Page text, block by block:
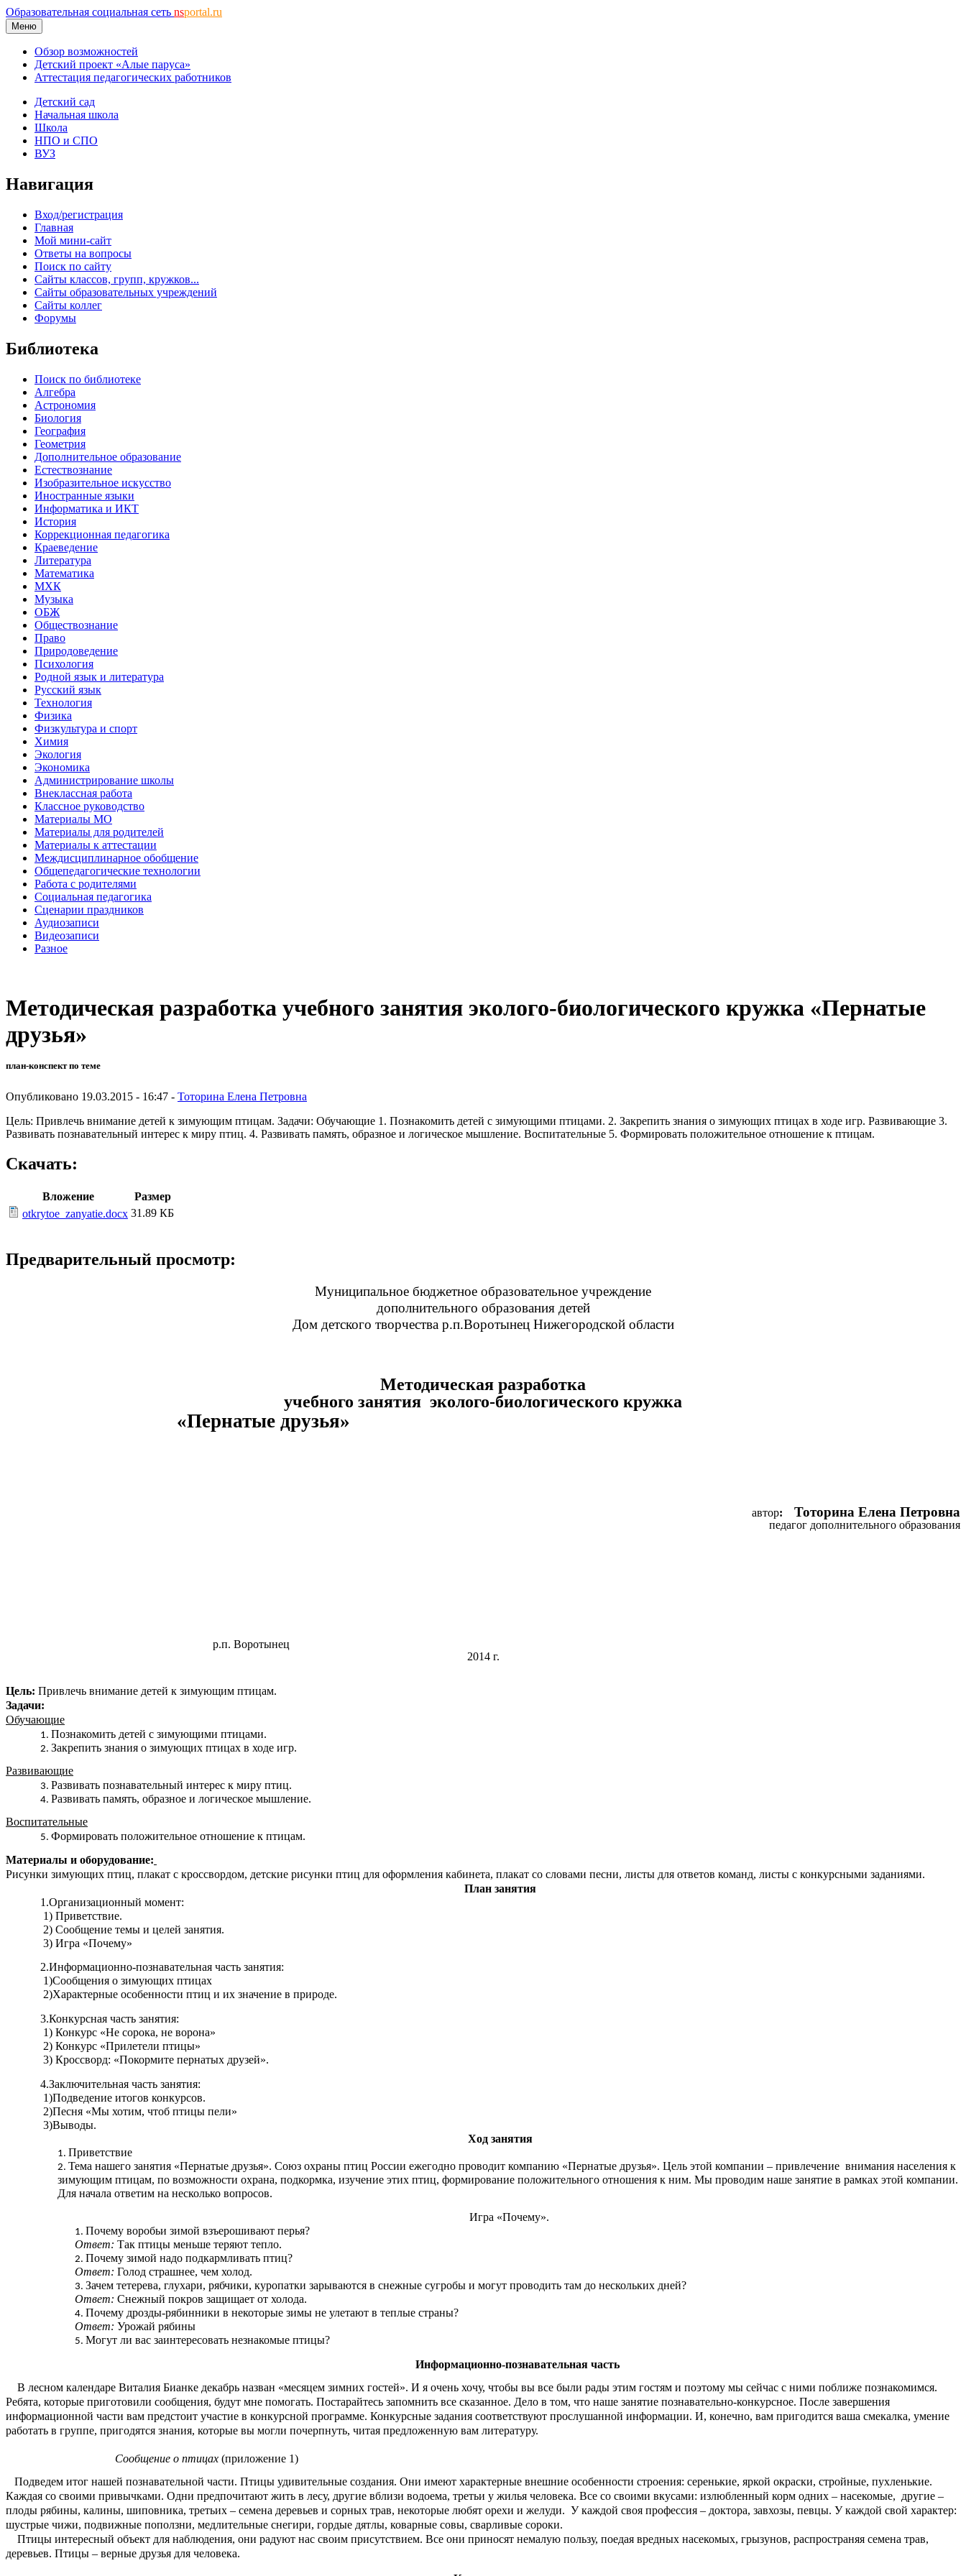
Образовательная социальная сеть nsportal.ru
Меню
Обзор возможностей
Детский проект «Алые паруса»
Аттестация педагогических работников
Детский сад
Начальная школа
Школа
НПО и СПО
ВУЗ
Навигация
Вход/регистрация
Главная
Мой мини-сайт
Ответы на вопросы
Поиск по сайту
Сайты классов, групп, кружков...
Сайты образовательных учреждений
Сайты коллег
Форумы
Библиотека
Поиск по библиотеке
Алгебра
Астрономия
Биология
География
Геометрия
Дополнительное образование
Естествознание
Изобразительное искусство
Иностранные языки
Информатика и ИКТ
История
Коррекционная педагогика
Краеведение
Литература
Математика
МХК
Музыка
ОБЖ
Обществознание
Право
Природоведение
Психология
Родной язык и литература
Русский язык
Технология
Физика
Физкультура и спорт
Химия
Экология
Экономика
Администрирование школы
Внеклассная работа
Классное руководство
Материалы МО
Материалы для родителей
Материалы к аттестации
Междисциплинарное обобщение
Общепедагогические технологии
Работа с родителями
Социальная педагогика
Сценарии праздников
Аудиозаписи
Видеозаписи
Разное
Методическая разработка учебного занятия эколого-биологического кружка «Пернатые
друзья»
план-конспект по теме
Опубликовано 19.03.2015 - 16:47 - Тоторина Елена Петровна
Цель: Привлечь внимание детей к зимующим птицам. Задачи: Обучающие 1. Познакомить детей с зимующими птицами. 2. Закрепить знания о зимующих птицах в ходе игр. Развивающие 3.
Развивать познавательный интерес к миру птиц. 4. Развивать память, образное и логическое мышление. Воспитательные 5. Формировать положительное отношение к птицам.
Скачать:
Вложение
Размер
otkrytoe_zanyatie.docx 31.89 КБ
Предварительный просмотр:
Муниципальное бюджетное образовательное учреждение
дополнительного образования детей
Дом детского творчества р.п.Воротынец Нижегородской области
Методическая разработка
учебного занятия эколого-биологического кружка
«Пернатые друзья»
автор: Тоторина Елена Петровна
педагог дополнительного образования
р.п. Воротынец
2014 г.
Цель: Привлечь внимание детей к зимующим птицам.
Задачи:
Обучающие
Познакомить детей с зимующими птицами.
Закрепить знания о зимующих птицах в ходе игр.
Развивающие
Развивать познавательный интерес к миру птиц.
Развивать память, образное и логическое мышление.
Воспитательные
Формировать положительное отношение к птицам.
Материалы и оборудование:
Рисунки зимующих птиц, плакат с кроссвордом, детские рисунки птиц для оформления кабинета, плакат со словами песни, листы для ответов команд, листы с конкурсными заданиями.
План занятия
1.Организационный момент:
1) Приветствие.
2) Сообщение темы и целей занятия.
3) Игра «Почему»
2.Информационно-познавательная часть занятия:
1)Сообщения о зимующих птицах
2)Характерные особенности птиц и их значение в природе.
3.Конкурсная часть занятия:
1) Конкурс «Не сорока, не ворона»
2) Конкурс «Прилетели птицы»
3) Кроссворд: «Покормите пернатых друзей».
4.Заключительная часть занятия:
1)Подведение итогов конкурсов.
2)Песня «Мы хотим, чтоб птицы пели»
3)Выводы.
Ход занятия
Приветствие
Тема нашего занятия «Пернатые друзья». Союз охраны птиц России ежегодно проводит компанию «Пернатые друзья». Цель этой компании – привлечение внимания населения к
зимующим птицам, по возможности охрана, подкормка, изучение этих птиц, формирование положительного отношения к ним. Мы проводим наше занятие в рамках этой компании.
Для начала ответим на несколько вопросов.
Игра «Почему».
Почему воробьи зимой взъерошивают перья?
Ответ: Так птицы меньше теряют тепло.
Почему зимой надо подкармливать птиц?
Ответ: Голод страшнее, чем холод.
Зачем тетерева, глухари, рябчики, куропатки зарываются в снежные сугробы и могут проводить там до нескольких дней?
Ответ: Снежный покров защищает от холода.
Почему дрозды-рябинники в некоторые зимы не улетают в теплые страны?
Ответ: Урожай рябины
Могут ли вас заинтересовать незнакомые птицы?
Информационно-познавательная часть
В лесном календаре Виталия Бианке декабрь назван «месяцем зимних гостей». И я очень хочу, чтобы вы все были рады этим гостям и поэтому мы сейчас с ними поближе познакомимся.
Ребята, которые приготовили сообщения, будут мне помогать. Постарайтесь запомнить все сказанное. Дело в том, что наше занятие познавательно-конкурсное. После завершения
информационной части вам предстоит участие в конкурсной программе. Конкурсные задания соответствуют прослушанной информации. И, конечно, вам пригодится ваша смекалка, умение
работать в группе, пригодятся знания, которые вы могли почерпнуть, читая предложенную вам литературу.
Сообщение о птицах (приложение 1)
Подведем итог нашей познавательной части. Птицы удивительные создания. Они имеют характерные внешние особенности строения: серенькие, яркой окраски, стройные, пухленькие.
Каждая со своими привычками. Одни предпочитают жить в лесу, другие вблизи водоема, третьи у жилья человека. Все со своими вкусами: излюбленный корм одних – насекомые, другие –
плоды рябины, калины, шиповника, третьих – семена деревьев и сорных трав, некоторые любят орехи и желуди. У каждой своя профессия – доктора, завхозы, певцы. У каждой свой характер:
шустрые чижи, подвижные поползни, медлительные снегири, гордые дятлы, коварные совы, сварливые сороки.
Птицы интересный объект для наблюдения, они радуют нас своим присутствием. Все они приносят немалую пользу, поедая вредных насекомых, грызунов, распространяя семена трав,
деревьев. Птицы – верные друзья для человека.